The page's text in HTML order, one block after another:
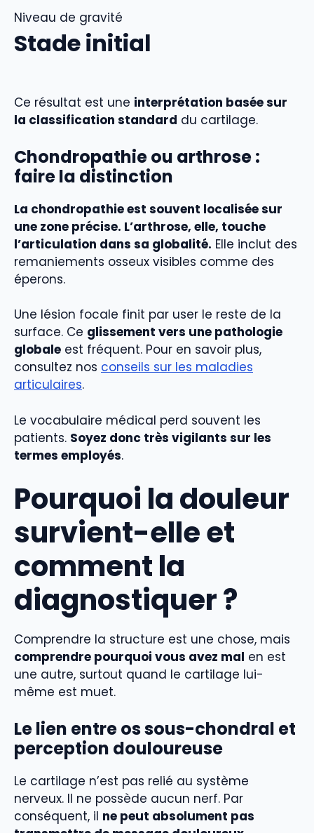
Niveau de gravité
Stade initial
Ce résultat est une interprétation basée sur
la classification standard du cartilage.
Chondropathie ou arthrose :
faire la distinction
La chondropathie est souvent localisée sur
une zone précise. L’arthrose, elle, touche
l’articulation dans sa globalité. Elle inclut des
remaniements osseux visibles comme des
éperons.
Une lésion focale finit par user le reste de la
surface. Ce glissement vers une pathologie
globale est fréquent. Pour en savoir plus,
consultez nos conseils sur les maladies
articulaires.
Le vocabulaire médical perd souvent les
patients. Soyez donc très vigilants sur les
termes employés.
Pourquoi la douleur
survient-elle et
comment la
diagnostiquer ?
Comprendre la structure est une chose, mais
comprendre pourquoi vous avez mal en est
une autre, surtout quand le cartilage lui-
même est muet.
Le lien entre os sous-chondral et
perception douloureuse
Le cartilage n’est pas relié au système
nerveux. Il ne possède aucun nerf. Par
conséquent, il ne peut absolument pas